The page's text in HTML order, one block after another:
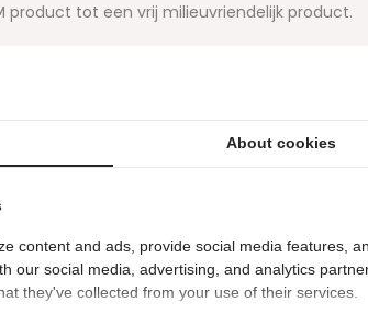
product tot een vrij milieuvriendelijk product.
GUM Sonic Ortho
reiniging tussen de slotjes en langs
ideaal voor gebruik onderweg;
About cookies
content and ads, provide social media features,
our social media, advertising, and analytics
they've collected from your use of their services.